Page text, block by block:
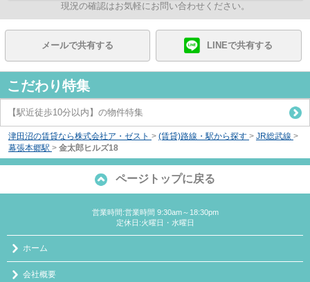
現況の確認はお気軽にお問い合わせください。
メールで共有する LINEで共有する
こだわり特集
【駅近徒歩10分以内】の物件特集
津田沼の賃貸なら株式会社ア・ゼスト > (賃貸)路線・駅から探す > JR総武線 >
幕張本郷駅 > 金太郎ヒルズ18
ページトップに戻る
営業時間:営業時間 9:30am～18:30pm
定休日:火曜日・水曜日
ホーム
会社概要